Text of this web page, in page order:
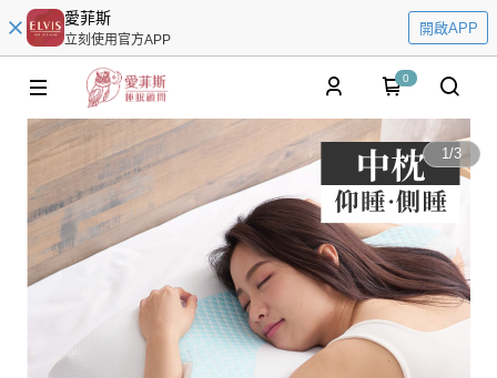
愛菲斯
立刻使用官方APP
開啟APP
0
1/3